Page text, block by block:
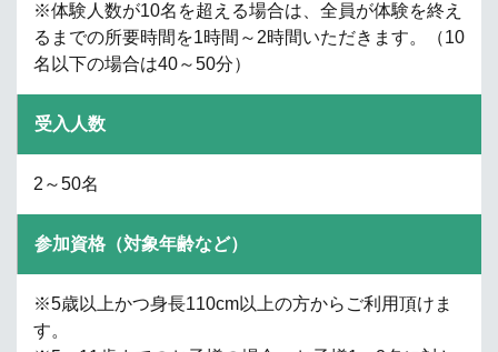
※体験人数が10名を超える場合は、全員が体験を終え
るまでの所要時間を1時間～2時間いただきます。（10
名以下の場合は40～50分）
受入人数
2～50名
参加資格（対象年齢など）
※5歳以上かつ身長110cm以上の方からご利用頂けま
す。